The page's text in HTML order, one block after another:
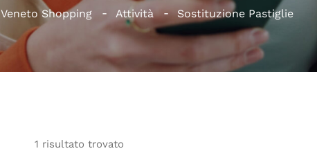
Veneto Shopping Attività Sostituzione Pastiglie
1 risultato trovato